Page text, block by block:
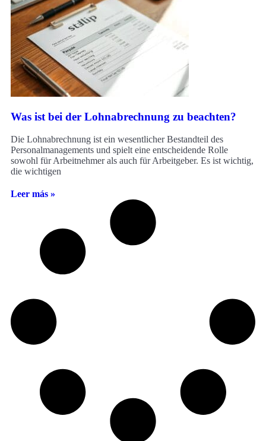
Was ist bei der Lohnabrechnung zu beachten?
Die Lohnabrechnung ist ein wesentlicher Bestandteil des
Personalmanagements und spielt eine entscheidende Rolle
sowohl für Arbeitnehmer als auch für Arbeitgeber. Es ist wichtig,
die wichtigen
Leer más »